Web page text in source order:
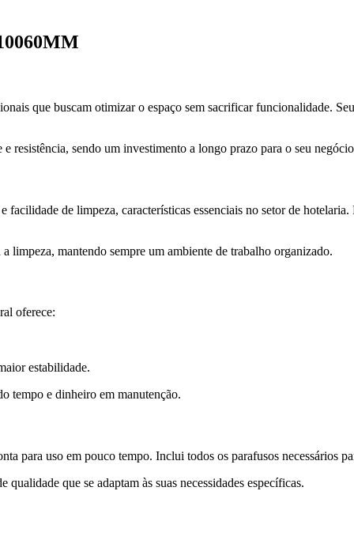
que buscam otimizar o espaço sem sacrificar funcionalidade.
resistência, sendo um investimento a longo prazo para o seu
de limpeza, características essenciais no setor de hotelaria.
limpeza, mantendo sempre um ambiente de trabalho organizado.
oferece:
estabilidade.
tempo e dinheiro em manutenção.
para uso em pouco tempo. Inclui todos os parafusos necessários
que se adaptam às suas necessidades específicas.